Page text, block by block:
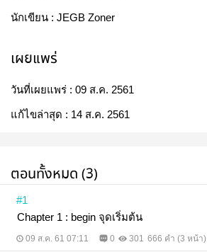
นักเขียน : JEGB Zoner
เผยแพร่
วันที่เผยแพร่ : 09 ส.ค. 2561
แก้ไขล่าสุด : 14 ส.ค. 2561
ตอนทั้งหมด (3)
#1
Chapter 1 : begin จุดเริ่มต้น
09 ส.ค. 61 07:11 0 301 666 คำ (3 หน้า)